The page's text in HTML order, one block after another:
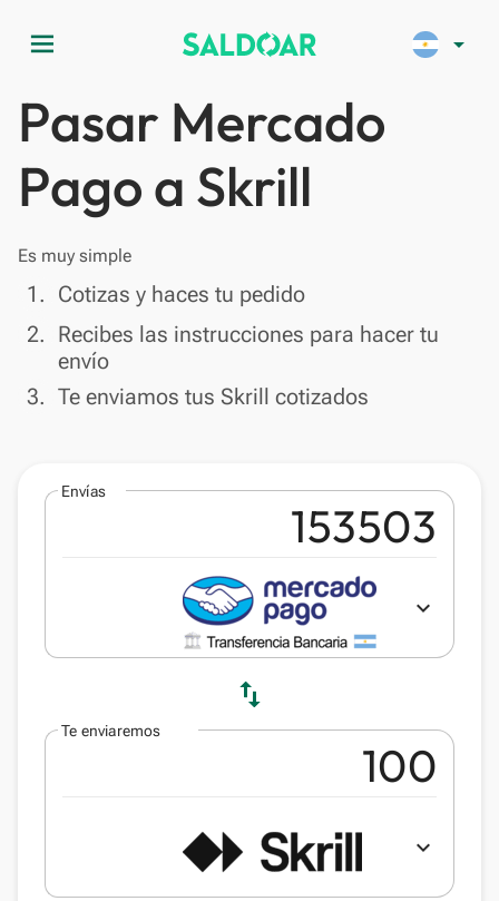
menu arrow_drop_down
Pasar Mercado
Pago a Skrill
Es muy simple
done
1. Cotizas y haces tu pedido
done
2. Recibes las instrucciones para hacer tu
envío
done
3. Te enviamos tus Skrill cotizados
Envías
expand_more
swap_vert
Te enviaremos
expand_more